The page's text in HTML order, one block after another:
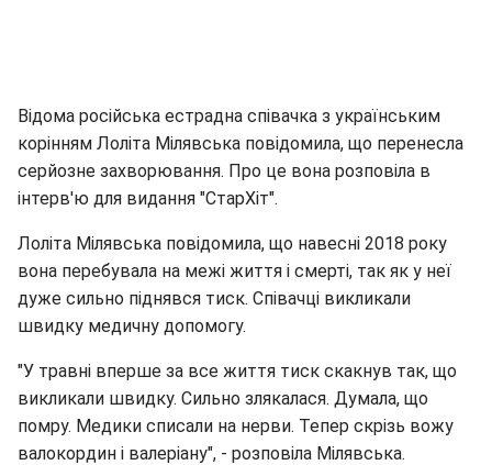
Відома російська естрадна співачка з українським
корінням Лоліта Мілявська повідомила, що перенесла
серйозне захворювання. Про це вона розповіла в
інтерв'ю для видання "СтарХіт".
Лоліта Мілявська повідомила, що навесні 2018 року
вона перебувала на межі життя і смерті, так як у неї
дуже сильно піднявся тиск. Співачці викликали
швидку медичну допомогу.
"У травні вперше за все життя тиск скакнув так, що
викликали швидку. Сильно злякалася. Думала, що
помру. Медики списали на нерви. Тепер скрізь вожу
валокордин і валеріану", - розповіла Мілявська.